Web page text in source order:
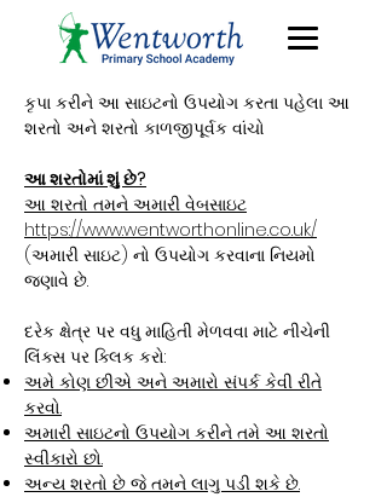
કૃપા કરીને આ સાઇટનો ઉપયોગ કરતા પહેલા આ
શરતો અને શરતો કાળજીપૂર્વક વાંચો
આ શરતોમાં શું છે?
આ શરતો તમને અમારી વેબસાઇટ
https://www.wentworthonline.co.uk/
(અમારી સાઇટ) નો ઉપયોગ કરવાના નિયમો
જણાવે છે.
દરેક ક્ષેત્ર પર વધુ માહિતી મેળવવા માટે નીચેની
લિંક્સ પર ક્લિક કરો:
અમે કોણ છીએ અને અમારો સંપર્ક કેવી રીતે
કરવો.
અમારી સાઇટનો ઉપયોગ કરીને તમે આ શરતો
સ્વીકારો છો.
અન્ય શરતો છે જે તમને લાગુ પડી શકે છે.